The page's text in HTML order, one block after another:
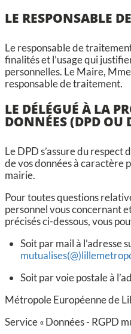
LE RESPONSABLE
Le responsable de
finalités et l’usage qui
personnelles. Le Maire,
responsable de traitement.
LE DÉLÉGUÉ À LA
DONNÉES (DPD OU
Le DPD s’assure du
de vos données à caractère
mairie.
Pour toutes questions
personnel vous concernant
précisés ci-dessous, vous
Soit par mail à l’adresse
Soit par voie postale à
Métropole Européenne de
Service « Données - RGPD